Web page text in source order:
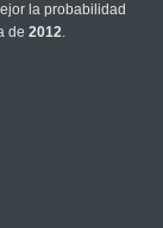
la probabilidad
de 2012.